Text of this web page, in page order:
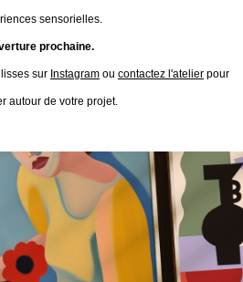
sensorielles.
prochaine.
sur Instagram ou contactez l'atelier pour
autour de votre projet.